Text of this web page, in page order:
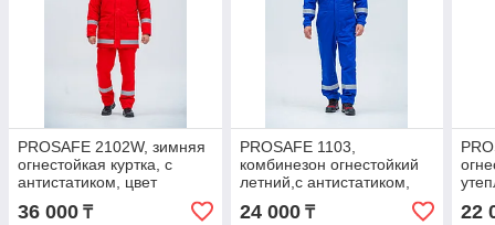
PROSAFE 2102W, зимняя
огнестойкая куртка, с
антистатиком, цвет
36 000 ₸
PROSAFE 1103,
комбинезон огнеcтойкий
летний,с антистатиком,
цвет синий.
24 000₸ 22